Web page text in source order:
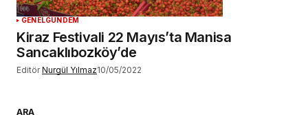
GENELGÜNDEM
Kiraz Festivali 22 Mayıs’ta Manisa
Sancaklıbozköy’de
Editör Nurgül Yılmaz10/05/2022
ARA